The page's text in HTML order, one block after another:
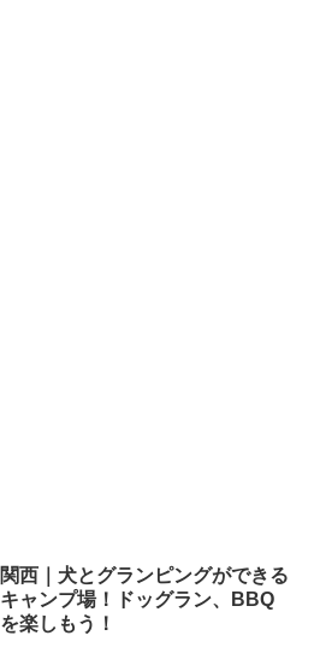
関西｜犬とグランピングができる
キャンプ場！ドッグラン、BBQ
を楽しもう！